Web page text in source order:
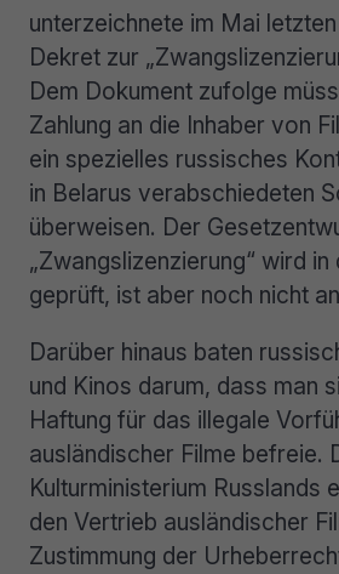
unterzeichnete im Mai
Dekret zur
Dem Dokument zufolge
Zahlung an die Inhaber von
ein spezielles russisches
in Belarus verabschiedeten
überweisen. Der
„Zwangslizenzierung“ wird
geprüft, ist aber noch nicht
Darüber hinaus baten
und Kinos darum, dass man
Haftung für das illegale
ausländischer Filme befreie.
Kulturministerium Russlands
den Vertrieb ausländischer
Zustimmung der